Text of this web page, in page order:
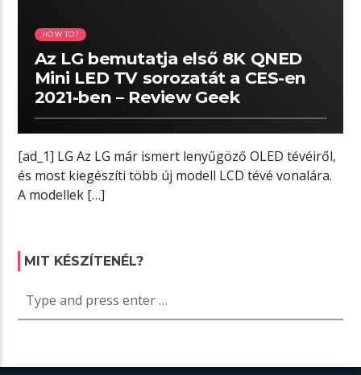
HOW TO?
Az LG bemutatja első 8K QNED
Mini LED TV sorozatát a CES-en
2021-ben – Review Geek
[ad_1] LG Az LG már ismert lenyűgöző OLED tévéiről,
és most kiegészíti több új modell LCD tévé vonalára.
A modellek […]
MIT KÉSZÍTENÉL?